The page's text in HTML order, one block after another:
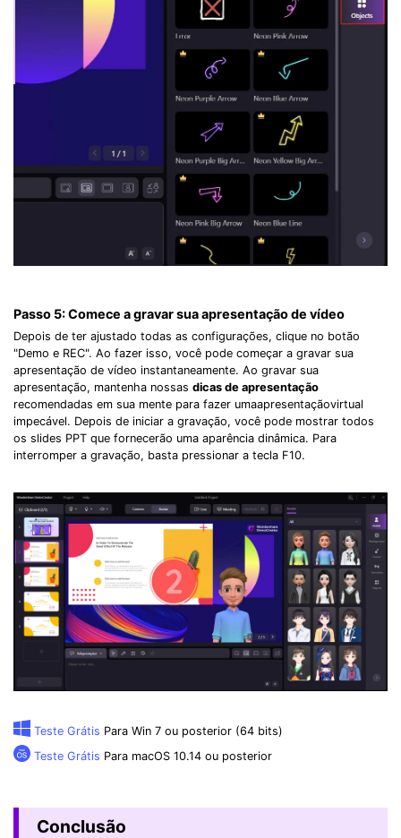
Passo 5:Comece a gravar sua apresentação de vídeo
Depois de ter ajustado todas as configurações, clique no botão
"Demo e REC". Ao fazer isso, você pode começar a gravar sua
apresentação de vídeo instantaneamente. Ao gravar sua
apresentação, mantenha nossas dicas de apresentação
recomendadas em sua mente para fazer umaapresentaçãovirtual
impecável. Depois de iniciar a gravação, você pode mostrar todos
os slides PPT que fornecerão uma aparência dinâmica. Para
interromper a gravação, basta pressionar a tecla F10.
Teste Grátis Para Win 7 ou posterior (64 bits)
Teste Grátis Para macOS 10.14 ou posterior
Conclusão